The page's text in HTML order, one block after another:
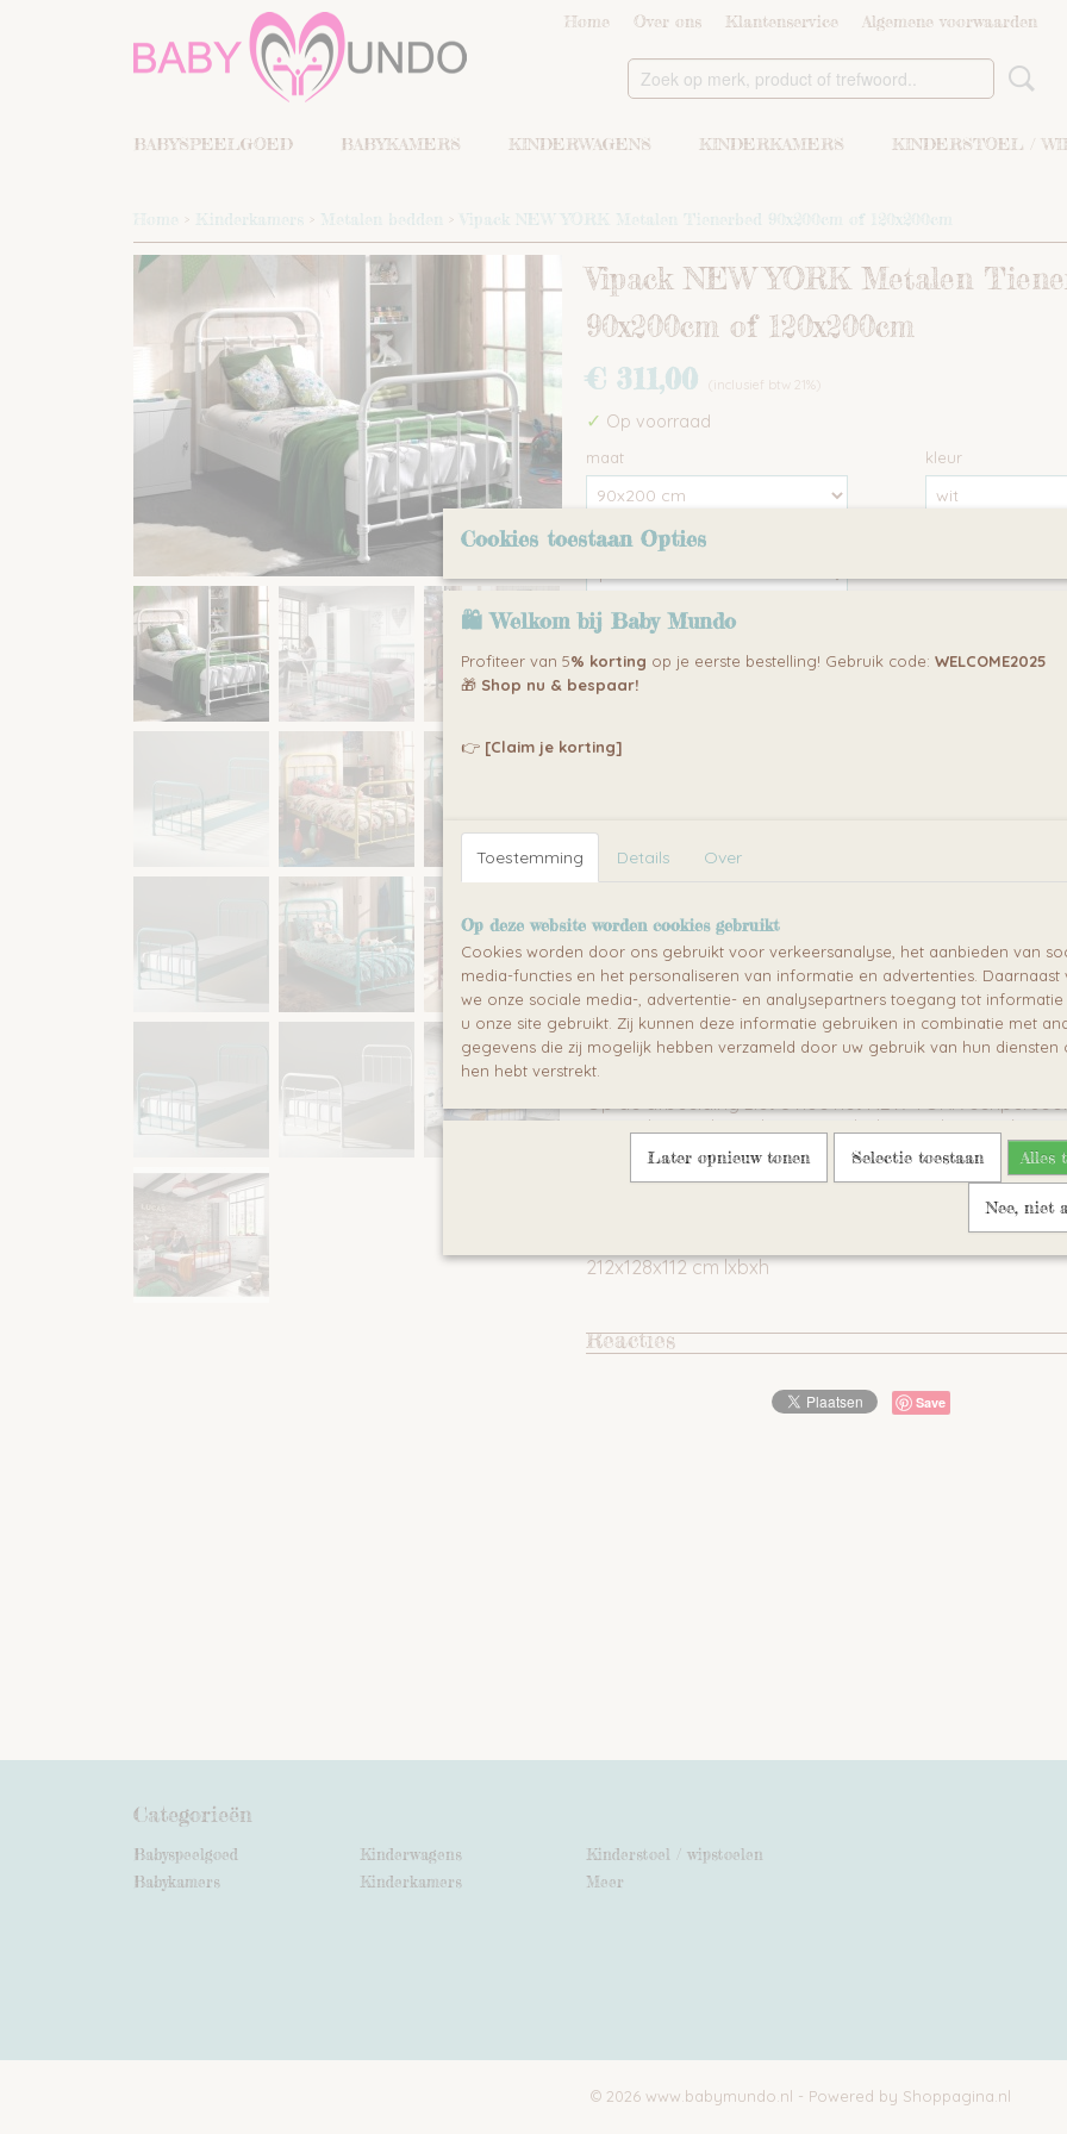
Home Over ons Klantenservice Algemene voorwaarden
BABYSPEELGOED BABYKAMERS KINDERWAGENS KINDERKAMERS KINDERSTOEL /
Home > Kinderkamers > Metalen bedden > Vipack NEW YORK Metalen Tienerbed 90x200cm of 120x200cm
Vipack NEW YORK Metalen
90x200cm of 120x200cm
€ 311,00 (inclusief btw 21%)
✓ Op voorraad
maat kleur
Aantal
IN WINKELWAGEN
Dit Vipack NEW YORK eenpersoons kinderbed is een
robuust bed voor op de kinderkamer. Het kinderbed
van massief metaal, dit geldt ook voor de spijlen aan
Ook de brede zijden van het NEW YORK kinderbed
Maar dit kinderbed koopt u niet alleen vanwege de
lange levensduur, maar ook vanwege het vrolijke
kinderbed is namelijk afgewerkt in verschillende
kinderbed een leuke, kleurrijke toevoeging voor de
echter niet zo een uitgesproken kleur dat uw kind er
Het bed blijft leuk te combineren met andere meubels.
Op de afbeelding ziet u hoe het NEW YORK
gecombineerd wordt met meubelen uit de Vipack
natuurlijk ook samen met uw kind op zoek gaan naar
combinaties!
212x128x112 cm lxbxh
Reacties
Save
Categorieën
Babyspeelgoed
Babykamers
Kinderwagens
Kinderkamers
Kinderstoel / wipstoelen
Meer
© 2026 www.babymundo.nl - Powered by Shoppagina.nl
Cookies toestaan Opties
🛍 Welkom bij Baby Mundo
Profiteer van 5% korting op je eerste bestelling! Gebruik code: WELCOME2025
🎁 Shop nu & bespaar!
👉 [Claim je korting]
Toestemming Details Over
Op deze website worden cookies gebruikt
Cookies worden door ons gebruikt voor verkeersanalyse, het aanbieden van
media-functies en het personaliseren van informatie en advertenties. Daarnaast
we onze sociale media-, advertentie- en analysepartners toegang tot
u onze site gebruikt. Zij kunnen deze informatie gebruiken in combinatie met
gegevens die zij mogelijk hebben verzameld door uw gebruik van hun diensten
hen hebt verstrekt.
Later opnieuw tonen Selectie toestaan Alles
Nee, niet